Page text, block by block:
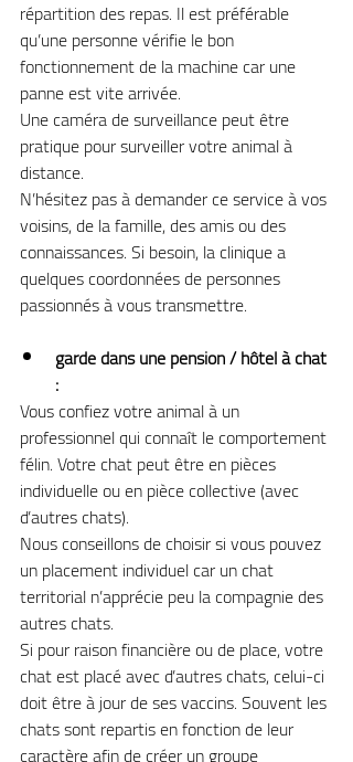
répartition des repas. Il est préférable
qu’une personne vérifie le bon
fonctionnement de la machine car une
panne est vite arrivée.
Une caméra de surveillance peut être
pratique pour surveiller votre animal à
distance.
N’hésitez pas à demander ce service à vos
voisins, de la famille, des amis ou des
connaissances. Si besoin, la clinique a
quelques coordonnées de personnes
passionnés à vous transmettre.
garde dans une pension / hôtel à chat
:
Vous confiez votre animal à un
professionnel qui connaît le comportement
félin. Votre chat peut être en pièces
individuelle ou en pièce collective (avec
d’autres chats).
Nous conseillons de choisir si vous pouvez
un placement individuel car un chat
territorial n’apprécie peu la compagnie des
autres chats.
Si pour raison financière ou de place, votre
chat est placé avec d’autres chats, celui-ci
doit être à jour de ses vaccins. Souvent les
chats sont repartis en fonction de leur
caractère afin de créer un groupe